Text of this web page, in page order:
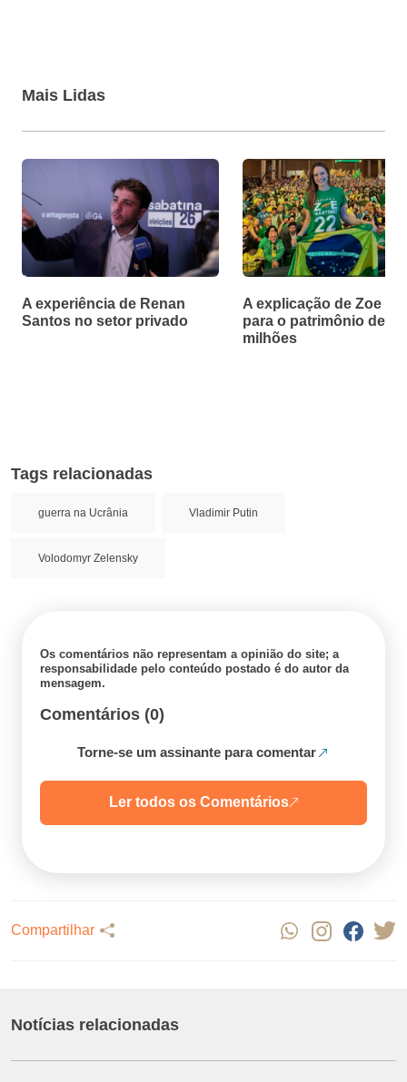
Mais Lidas
A experiência de Renan
Santos no setor privado
A explicação de Zoe
para o patrimônio de
milhões
Tags relacionadas
guerra na Ucrânia Vladimir Putin
Volodomyr Zelensky
Os comentários não representam a opinião do site; a
responsabilidade pelo conteúdo postado é do autor da
mensagem.
Comentários (0)
Torne-se um assinante para comentar
Ler todos os Comentários
Compartilhar
Notícias relacionadas